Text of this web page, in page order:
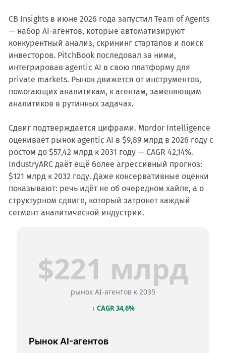
CB Insights в июне 2026 года запустил Team of Agents
— набор AI-агентов, которые автоматизируют
конкурентный анализ, скрининг стартапов и поиск
инвесторов. PitchBook последовал за ними,
интегрировав agentic AI в свою платформу для
private markets. Рынок движется от инструментов,
помогающих аналитикам, к агентам, заменяющим
аналитиков в рутинных задачах.
Сдвиг подтверждается цифрами. Mordor Intelligence
оценивает рынок agentic AI в $9,89 млрд в 2026 году с
ростом до $57,42 млрд к 2031 году — CAGR 42,14%.
IndustryARC даёт ещё более агрессивный прогноз:
$121 млрд к 2032 году. Даже консервативные оценки
показывают: речь идёт не об очередном хайпе, а о
структурном сдвиге, который затронет каждый
сегмент аналитической индустрии.
$221 млрд
рынок AI-агентов к 2035
↑ CAGR 34,6%
Рынок AI-агентов